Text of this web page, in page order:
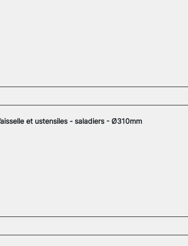
et ustensiles - saladiers - Ø310mm